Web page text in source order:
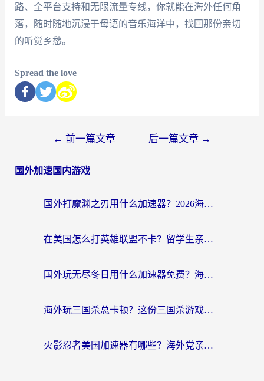
路、全平台支持和无限流量专线，你就能在海外任何角
落，随时随地沉浸于母语的音乐海洋中，找回那份亲切
的听觉乡愁。
Spread the love
← 前一篇文章 后一篇文章 →
国外加速国内游戏
国外打魔渊之刃用什么加速器？2026海外玩家国服游戏加速全攻略（附闪耀暖暖&复苏的魔女避坑指南）
在美国怎么打英雄联盟不卡？留学生亲测的国服游戏加速全攻略
国外玩无尽冬日用什么加速器免费？海外党国服游戏加速避坑指南
海外玩三国杀总卡顿？这份三国杀游戏加速器指南帮你告别延迟烦恼
火影忍者美国加速器有哪些？海外党亲测的国服游戏加速全攻略（含菲律宾玩三国之刃守望黎明技巧）